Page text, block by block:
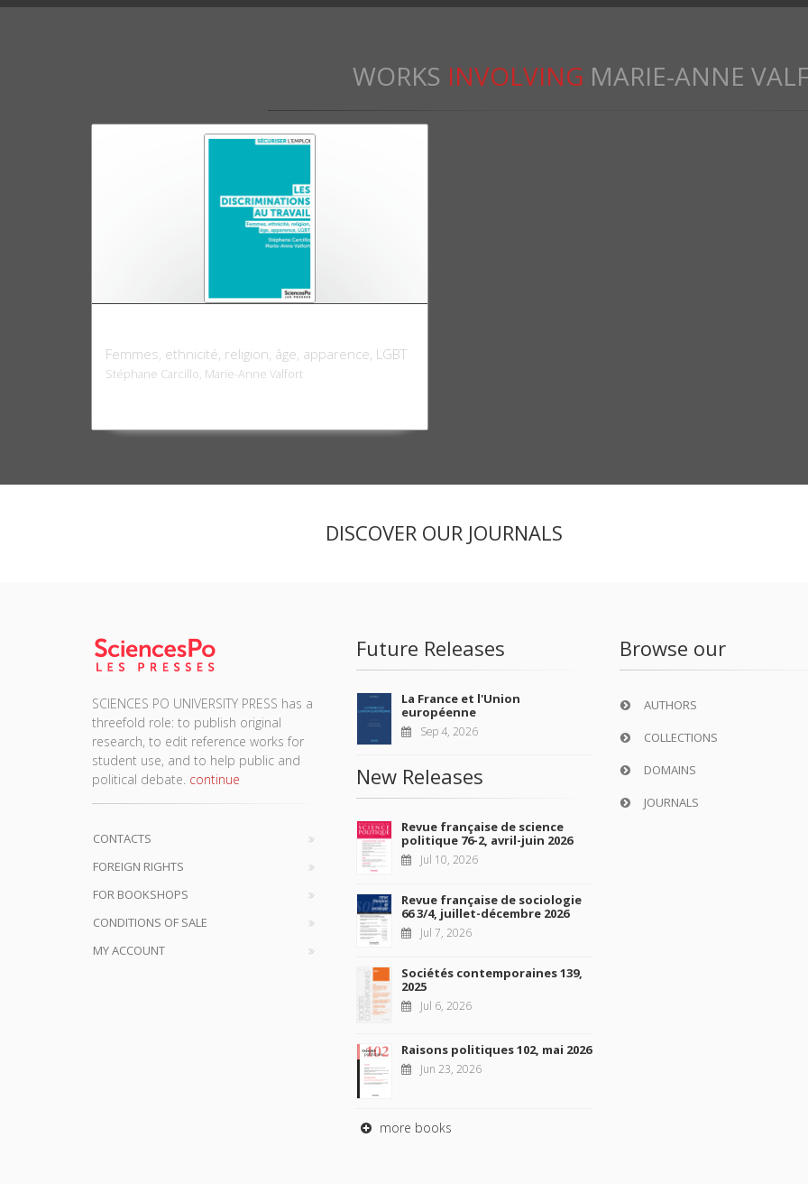
WORKS INVOLVING MARIE-ANNE
Femmes, ethnicité, religion, âge, apparence, LGBT
Stéphane Carcillo, Marie-Anne Valfort
DISCOVER OUR JOURNALS
SCIENCES PO UNIVERSITY PRESS has a
threefold role: to publish original
research, to edit reference works for
student use, and to help public and
political debate. continue
CONTACTS
FOREIGN RIGHTS
FOR BOOKSHOPS
CONDITIONS OF SALE
MY ACCOUNT
Future Releases
La France et l'Union
européenne
Sep 4, 2026
New Releases
Revue française de science
politique 76-2, avril-juin 2026
Jul 10, 2026
Revue française de sociologie
66 3/4, juillet-décembre 2026
Jul 7, 2026
Sociétés contemporaines 139,
2025
Jul 6, 2026
Raisons politiques 102, mai 2026
Jun 23, 2026
more books
Browse our
AUTHORS
COLLECTIONS
DOMAINS
JOURNALS